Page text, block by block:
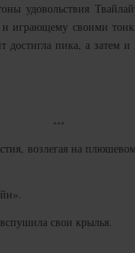
удовольствия
играющему своими
достигла пика, а затем
***
возлегая на
свои крылья.